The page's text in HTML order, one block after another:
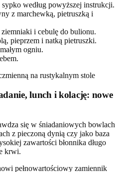
sypko według powyższej instrukcji.
z marchewką, pietruszką i
i cebulę do bulionu.
pieprzem i natką pietruszki.
ogniu.
lunch i kolację: nowe
się w śniadaniowych bowlach
z pieczoną dynią czy jako baza
zawartości błonnika długo
krwi.
pełnowartościowy zamiennik